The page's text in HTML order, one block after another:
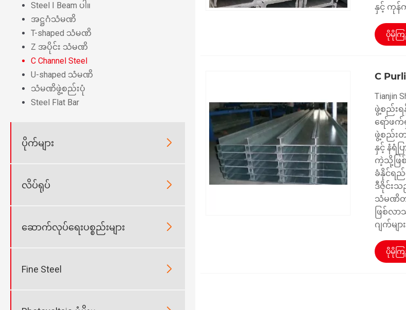
Steel I Beam ပါ။
အဋ္ဌဂံသံမဏိ
T-shaped သံမဏိ
Z အပိုင်း သံမဏိ
C Channel Steel
U-shaped သံမဏိ
သံမဏိဖွဲ့စည်းပုံ
Steel Flat Bar
ပိုက်များ 
လိပ်ရုပ် 
ဆောက်လုပ်ရေးပစ္စည်းများ 
Fine Steel 
နှင့် ကုန်
ပိုမိုကြ
C
Tianjin
ဖွဲ့စည်းရ
ရော်ဖ
ဖွဲ့စည်းတ
နှင့် နံရံပ
ကဲ့သို့ဖြစ်
ခံနိုင်ရည်
ဒီဇိုင်းသ
သံမဏိတ
ဖြစ်လာ
ဂျက်မျ
ပိုမိုကြ